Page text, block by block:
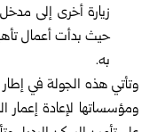
زيارة أخرى إلى
حيث بدأت أعمال
به.
وتأتي هذه الجولة في
ومؤسساتها لإعادة إعمار